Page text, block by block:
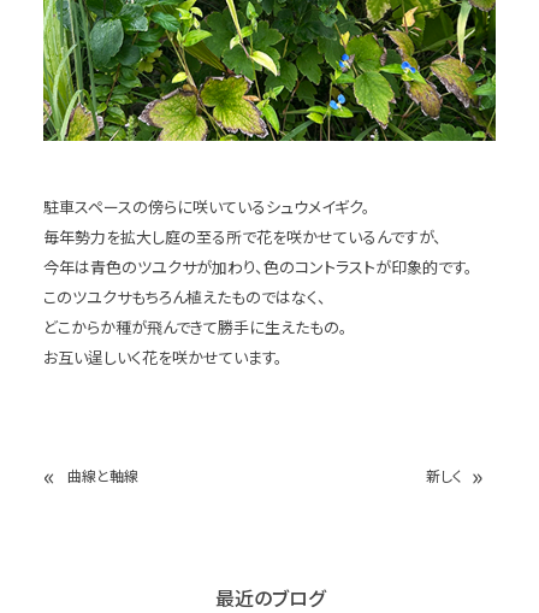
駐車スペースの傍らに咲いているシュウメイギク。
毎年勢力を拡大し庭の至る所で花を咲かせているんですが、
今年は青色のツユクサが加わり、色のコントラストが印象的です。
このツユクサもちろん植えたものではなく、
どこからか種が飛んできて勝手に生えたもの。
お互い逞しいく花を咲かせています。
« 曲線と軸線 新しく »
最近のブログ